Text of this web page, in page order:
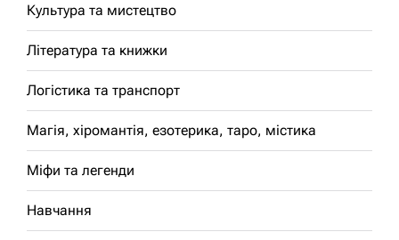
Культура та мистецтво
Література та книжки
Логістика та транспорт
Магія, хіромантія, езотерика, таро, містика
Міфи та легенди
Навчання